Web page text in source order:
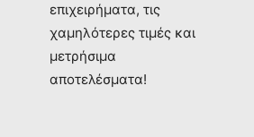
επιχειρήματα, τις
χαμηλότερες τιμές και
μετρήσιμα
αποτελέσματα!